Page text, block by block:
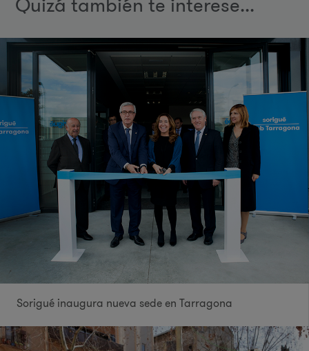
Quizá también te interese...
Sorigué inaugura nueva sede en Tarragona